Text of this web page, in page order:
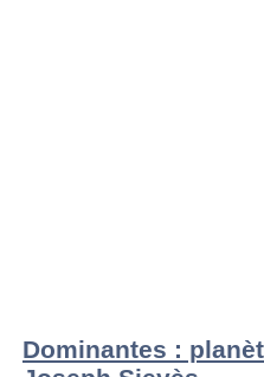
Dominantes :